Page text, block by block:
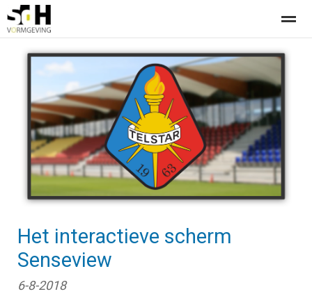
Offerte aanvragen bij SdH Vormgeving
Home Nieuws Contact
Het interactieve scherm
Senseview
6-8-2018